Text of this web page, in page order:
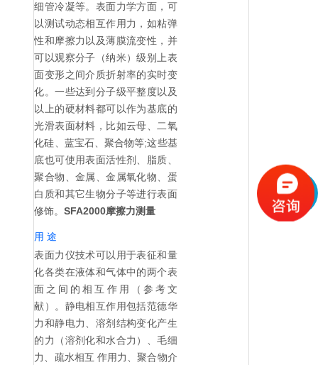
细管冷凝等。表面力学方面，可
以测试动态相互作用力，如粘弹
性和摩擦力以及薄膜流变性，并
可以观察分子（纳米）级别上表
面变形之间介质折射率的实时变
化。一些达到分子级平整度以及
以上的硬材料都可以作为基底的
光滑表面材料，比如云母、二氧
化硅、蓝宝石、聚合物等;这些基
底也可使用表面活性剂、脂质、
聚合物、金属、金属氧化物、蛋
白质和其它生物分子等进行表面
修饰。SFA2000摩擦力测量
用 途
表面力仪技术可以用于表征和量
化各类在液体和气体中的两个表
面之间的相互作用（参考文
献）。静电相互作用包括范德华
力和静电力、溶剂结构变化产生
的力（溶剂化和水合力）、毛细
力、疏水相互 作用力、聚合物介